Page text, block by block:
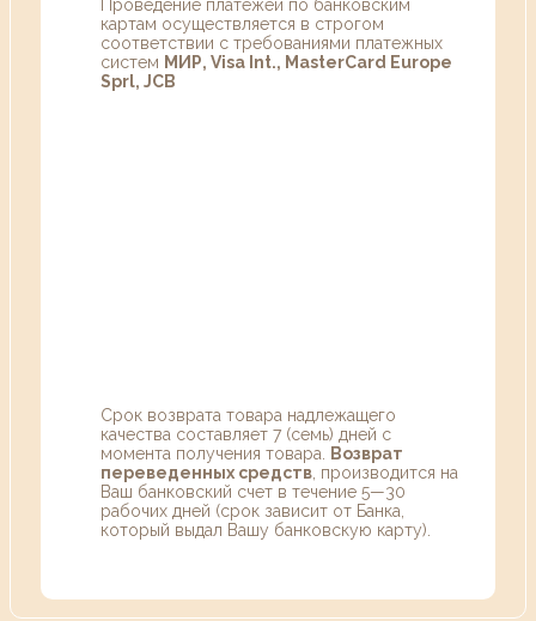
Проведение платежей по банковским
картам осуществляется в строгом
соответствии с требованиями платежных
систем МИР, Visa Int., MasterCard Europe
Sprl, JCB
Срок возврата товара надлежащего
качества составляет 7 (семь) дней с
момента получения товара.
Возврат
переведенных средств , производится на
Ваш банковский счет в течение 5—30
рабочих дней (срок зависит от Банка,
который выдал Вашу банковскую карту).